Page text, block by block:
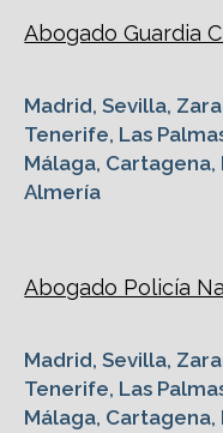
Abogado Guardia
Madrid, Sevilla,
Tenerife, Las
Málaga,
Almería
Abogado Policía
Madrid, Sevilla,
Tenerife, Las
Málaga,